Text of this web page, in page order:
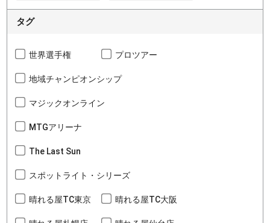
タグ
世界選手権 プロツアー
地域チャンピオンシップ
マジックオンライン
MTGアリーナ
The Last Sun
スポットライト・シリーズ
晴れる屋TC東京 晴れる屋TC大阪